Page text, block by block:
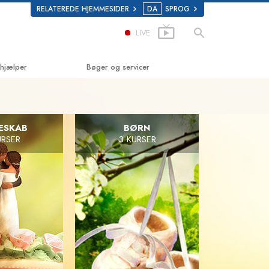
RELATEREDE HJEMMESIDER DA SPROG
LIVE
stoffer
Menneske­rettigheds­
Bøger og servicer
Introducerende foredrag
Introduktionsfilm
Begynderservice
BØRN
3 KURSER